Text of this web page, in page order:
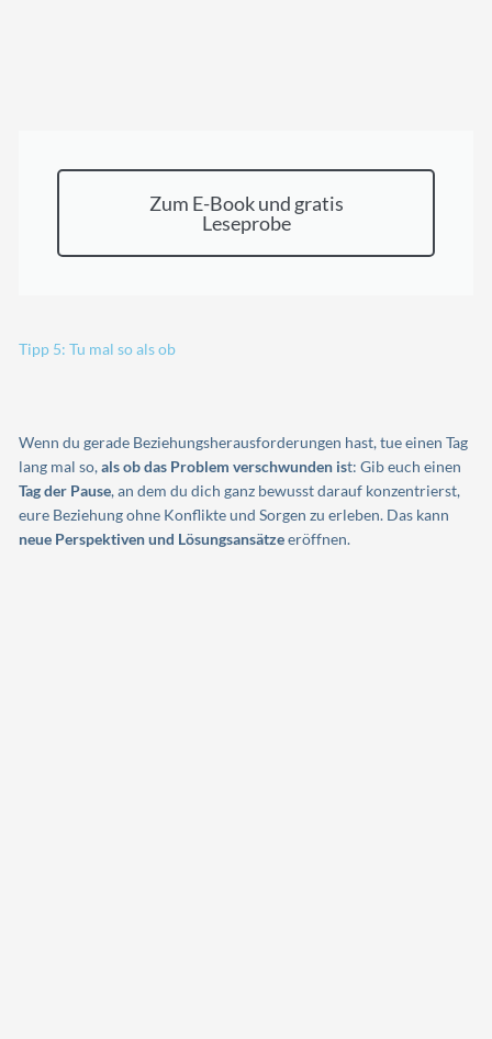
Zum E-Book und gratis
Leseprobe
Tipp 5: Tu mal so als ob
Wenn du gerade Beziehungsherausforderungen hast, tue einen Tag
lang mal so,als ob das Problem verschwunden ist: Gib euch einen
Tag der Pause, an dem du dich ganz bewusst darauf konzentrierst,
eure Beziehung ohne Konflikte und Sorgen zu erleben. Das kann
neue Perspektiven und Lösungsansätzeeröffnen.